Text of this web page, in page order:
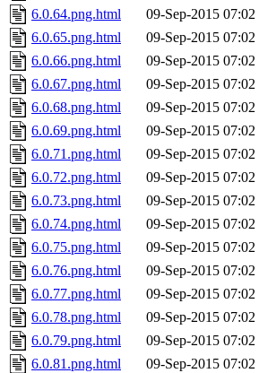
6.0.64.png.html
09-Sep-2015 07:02
6.0.65.png.html
09-Sep-2015 07:02
6.0.66.png.html
09-Sep-2015 07:02
6.0.67.png.html
09-Sep-2015 07:02
6.0.68.png.html
09-Sep-2015 07:02
6.0.69.png.html
09-Sep-2015 07:02
6.0.71.png.html
09-Sep-2015 07:02
6.0.72.png.html
09-Sep-2015 07:02
6.0.73.png.html
09-Sep-2015 07:02
6.0.74.png.html
09-Sep-2015 07:02
6.0.75.png.html
09-Sep-2015 07:02
6.0.76.png.html
09-Sep-2015 07:02
6.0.77.png.html
09-Sep-2015 07:02
6.0.78.png.html
09-Sep-2015 07:02
6.0.79.png.html
09-Sep-2015 07:02
6.0.81.png.html
09-Sep-2015 07:02